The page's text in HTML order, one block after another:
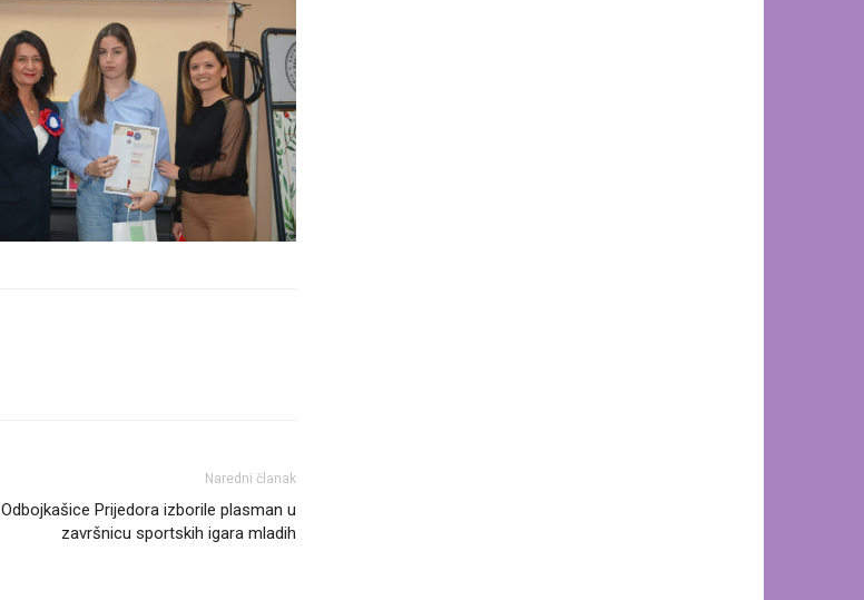
Naredni članak
Odbojkašice Prijedora izborile plasman u
završnicu sportskih igara mladih